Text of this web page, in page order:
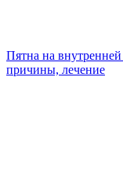
Пятна на
причины, лечение